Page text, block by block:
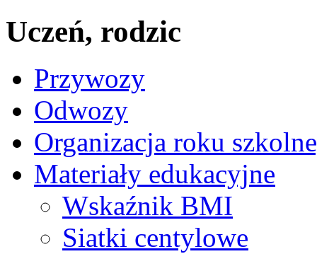
Uczeń, rodzic
Przywozy
Odwozy
Organizacja roku
Materiały edukacyjne
Wskaźnik BMI
Siatki centylowe